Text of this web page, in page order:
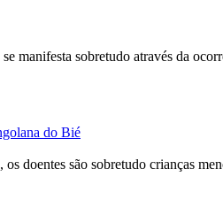
manifesta sobretudo através da
do Bié
os doentes são sobretudo crianças